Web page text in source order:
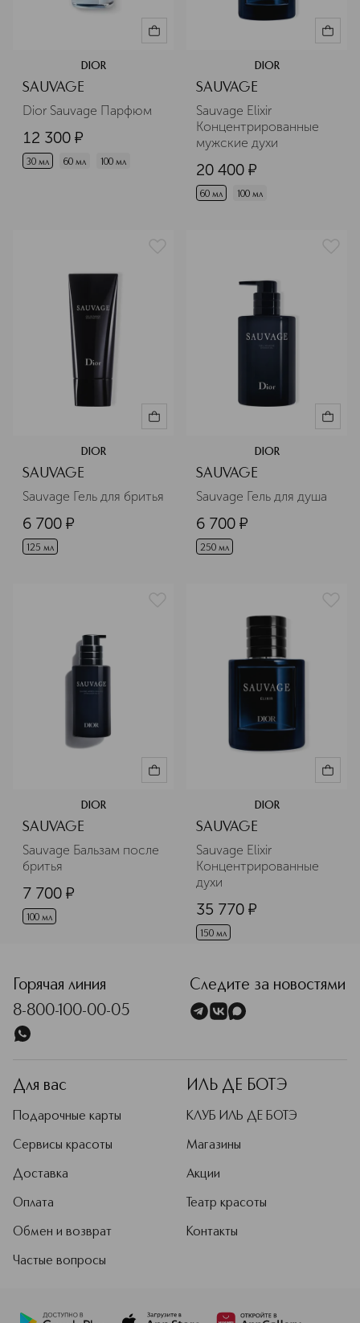
DIOR
SAUVAGE
Dior Sauvage Парфюм
12 300 ¤
30 мл 60 мл 100 мл
DIOR
SAUVAGE
Sauvage Elixir
Концентрированные
мужские духи
20 400 ¤
60 мл 100 мл
DIOR
SAUVAGE
Sauvage Гель для бритья
6 700 ¤
125 мл
DIOR
SAUVAGE
Sauvage Гель для душа
6 700 ¤
250 мл
DIOR
SAUVAGE
Sauvage Бальзам после
бритья
7 700 ¤
100 мл
DIOR
SAUVAGE
Sauvage Elixir
Концентрированные
духи
35 770 ¤
150 мл
Горячая линия
8-800-100-00-05
Следите за новостями
Для вас
Подарочные карты
Сервисы красоты
Доставка
Оплата
Обмен и возврат
Частые вопросы
ИЛЬ ДЕ БОТЭ
КЛУБ ИЛЬ ДЕ БОТЭ
Магазины
Акции
Театр красоты
Контакты